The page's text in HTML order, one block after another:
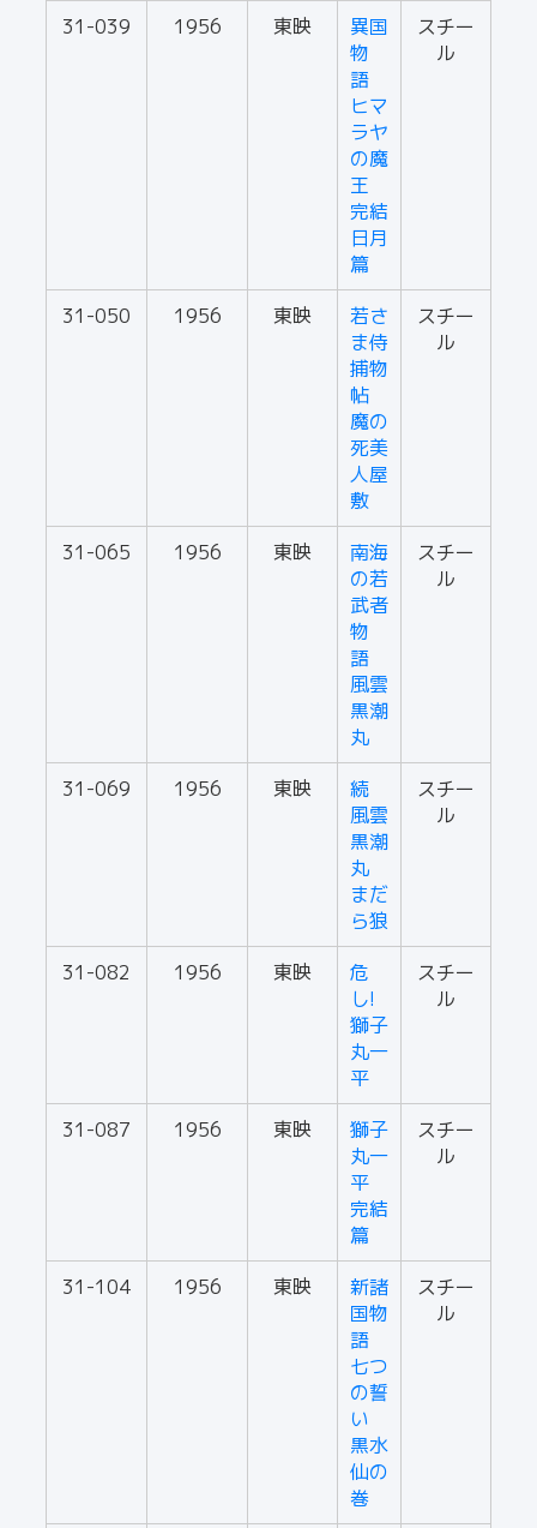
31-039 1956 東映
異国
物
語
ヒマ
ラヤ
の魔
王
完結
日月
篇
スチー
ル
31-050 1956 東映
若さ
ま侍
捕物
帖
魔の
死美
人屋
敷
スチー
ル
31-065 1956 東映
南海
の若
武者
物
語
風雲
黒潮
丸
スチー
ル
31-069 1956 東映
続
風雲
黒潮
丸
まだ
ら狼
スチー
ル
31-082 1956 東映
危
し!
獅子
丸一
平
スチー
ル
31-087 1956 東映
獅子
丸一
平
完結
篇
スチー
ル
31-104 1956 東映
新諸
国物
語
七つ
の誓
い
黒水
仙の
巻
スチー
ル